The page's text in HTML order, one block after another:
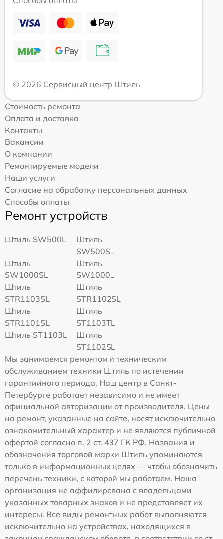
© 2026 Сервисный центр Штиль
Стоимость ремонта
Оплата и доставка
Контакты
Вакансии
О компании
Ремонтируемые модели
Наши услуги
Согласие на обработку персональных данных
Способы оплаты
Ремонт устройств
Штиль SW500L
Штиль
SW500SL
Штиль
SW1000SL
Штиль
SW1000L
Штиль
STR1103SL
Штиль
STR1102SL
Штиль
STR1101SL
Штиль
ST1103TL
Штиль ST1103L
Штиль
ST1102SL
Мы занимаемся ремонтом и техническим
обслуживанием техники Штиль по истечении
гарантийного периода. Наш центр в Санкт-
Петербурге работает независимо и не имеет
официальной авторизации от производителя. Цены
на ремонт, указанные на сайте, носят исключительно
ознакомительный характер и не являются публичной
офертой согласно п. 2 ст. 437 ГК РФ. Названия и
обозначения торговой марки Штиль упоминаются
только в информационных целях — чтобы обозначить
перечень техники, с которой мы работаем. Наша
организация не аффилирована с владельцами
указанных товарных знаков и не представляет их
интересы. Все виды ремонтных работ выполняются
исключительно на устройствах, находящихся в